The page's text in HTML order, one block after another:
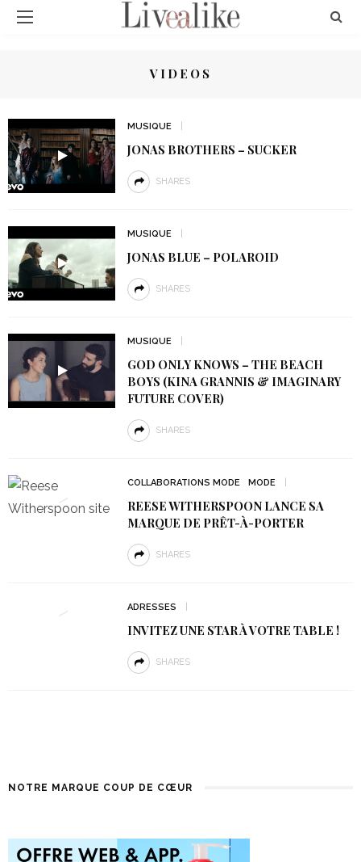
VIDEOS
MUSIQUE
JONAS BROTHERS – SUCKER
SHARES
MUSIQUE
JONAS BLUE – POLAROID
SHARES
MUSIQUE
GOD ONLY KNOWS – THE BEACH
BOYS (KINA GRANNIS & IMAGINARY
FUTURE COVER)
SHARES
COLLABORATIONS MODE MODE
REESE WITHERSPOON LANCE SA
MARQUE DE PRÊT-À-PORTER
SHARES
ADRESSES
INVITEZ UNE STAR À VOTRE TABLE !
SHARES
NOTRE MARQUE COUP DE CŒUR